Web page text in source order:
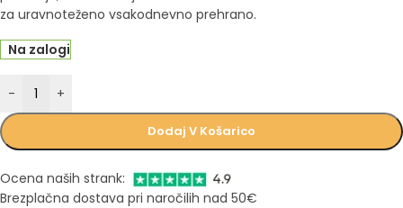
za uravnoteženo vsakodnevno prehrano.
Na zalogi
- +
Dodaj V Košarico
Ocena naših strank:
Brezplačna dostava pri naročilih nad 50€